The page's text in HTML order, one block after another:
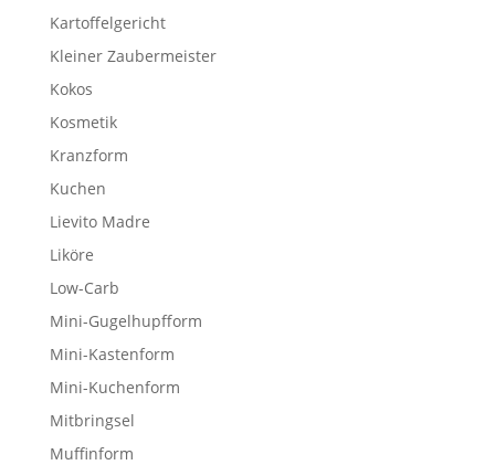
Kartoffelgericht
Kleiner Zaubermeister
Kokos
Kosmetik
Kranzform
Kuchen
Lievito Madre
Liköre
Low-Carb
Mini-Gugelhupfform
Mini-Kastenform
Mini-Kuchenform
Mitbringsel
Muffinform